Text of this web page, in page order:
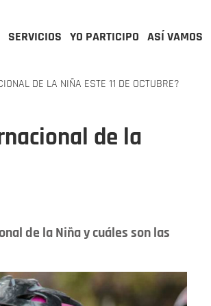
SERVICIOS YO PARTICIPO ASÍ VAMOS
DE LA NIÑA ESTE 11 DE OCTUBRE?
de la
de la Niña y cuáles son las